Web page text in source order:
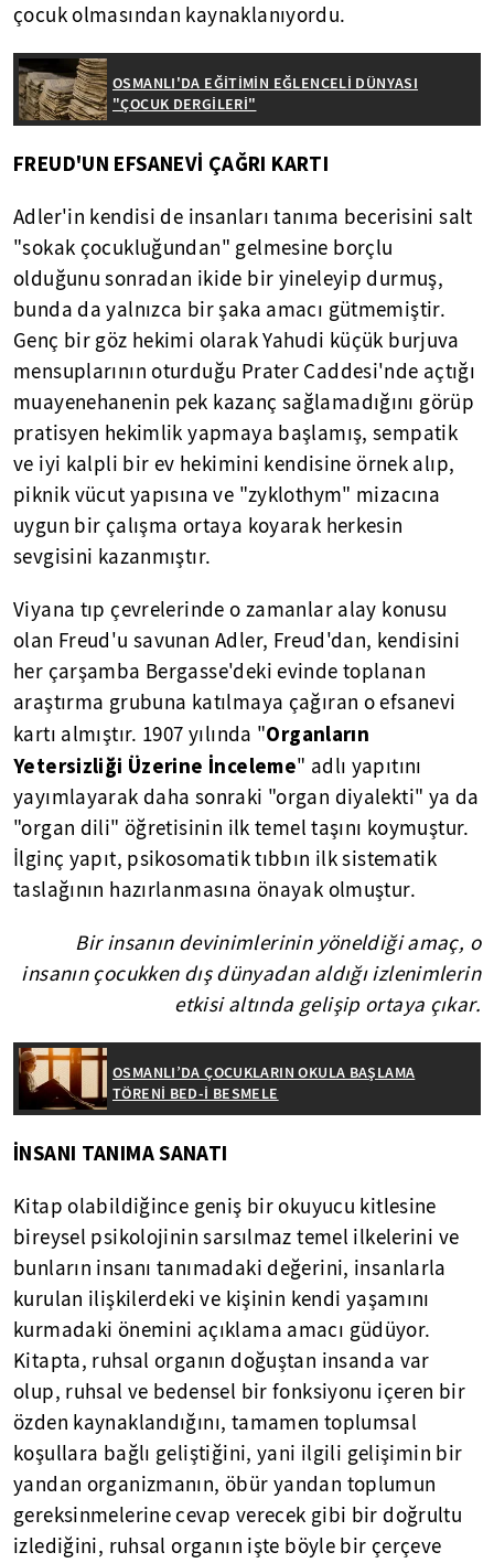
çocuk olmasından kaynaklanıyordu.
OSMANLI'DA EĞİTİMİN EĞLENCELİ DÜNYASI
"ÇOCUK DERGİLERİ"
FREUD'UN EFSANEVİ ÇAĞRI KARTI
Adler'in kendisi de insanları tanıma becerisini salt
"sokak çocukluğundan" gelmesine borçlu
olduğunu sonradan ikide bir yineleyip durmuş,
bunda da yalnızca bir şaka amacı gütmemiştir.
Genç bir göz hekimi olarak Yahudi küçük burjuva
mensuplarının oturduğu Prater Caddesi'nde açtığı
muayenehanenin pek kazanç sağlamadığını görüp
pratisyen hekimlik yapmaya başlamış, sempatik
ve iyi kalpli bir ev hekimini kendisine örnek alıp,
piknik vücut yapısına ve "zyklothym" mizacına
uygun bir çalışma ortaya koyarak herkesin
sevgisini kazanmıştır.
Viyana tıp çevrelerinde o zamanlar alay konusu
olan Freud'u savunan Adler, Freud'dan, kendisini
her çarşamba Bergasse'deki evinde toplanan
araştırma grubuna katılmaya çağıran o efsanevi
kartı almıştır. 1907 yılında "Organların
Yetersizliği Üzerine İnceleme" adlı yapıtını
yayımlayarak daha sonraki "organ diyalekti" ya da
"organ dili" öğretisinin ilk temel taşını koymuştur.
İlginç yapıt, psikosomatik tıbbın ilk sistematik
taslağının hazırlanmasına önayak olmuştur.
Bir insanın devinimlerinin yöneldiği amaç, o
insanın çocukken dış dünyadan aldığı izlenimlerin
etkisi altında gelişip ortaya çıkar.
OSMANLI’DA ÇOCUKLARIN OKULA BAŞLAMA
TÖRENİ BED-İ BESMELE
İNSANI TANIMA SANATI
Kitap olabildiğince geniş bir okuyucu kitlesine
bireysel psikolojinin sarsılmaz temel ilkelerini ve
bunların insanı tanımadaki değerini, insanlarla
kurulan ilişkilerdeki ve kişinin kendi yaşamını
kurmadaki önemini açıklama amacı güdüyor.
Kitapta, ruhsal organın doğuştan insanda var
olup, ruhsal ve bedensel bir fonksiyonu içeren bir
özden kaynaklandığını, tamamen toplumsal
koşullara bağlı geliştiğini, yani ilgili gelişimin bir
yandan organizmanın, öbür yandan toplumun
gereksinmelerine cevap verecek gibi bir doğrultu
izlediğini, ruhsal organın işte böyle bir çerçeve